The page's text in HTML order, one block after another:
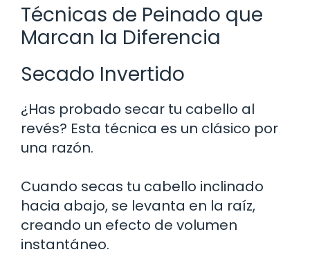
Técnicas de Peinado que
Marcan la Diferencia
Secado Invertido
¿Has probado secar tu cabello al
revés? Esta técnica es un clásico por
una razón.
Cuando secas tu cabello inclinado
hacia abajo, se levanta en la raíz,
creando un efecto de volumen
instantáneo.